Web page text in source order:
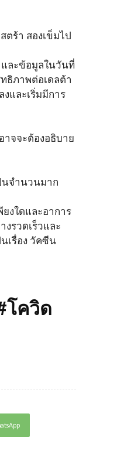
ร้า สองเข็มไป
ละข้อมูลในวันที่
ธิภาพต่อเดลต้า
และเริ่มมีการ
จจะต้องอธิบาย
นจำนวนมาก
งใดและอาการ
รวดเร็วและ
เรื่อง วัคซีน
โควิด